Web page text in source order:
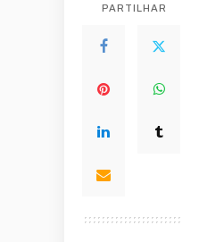
PARTILHAR